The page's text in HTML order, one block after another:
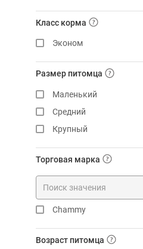
Класс корма
Эконом
Размер питомца
Маленький
Средний
Крупный
Торговая марка
Chammy
Возраст питомца